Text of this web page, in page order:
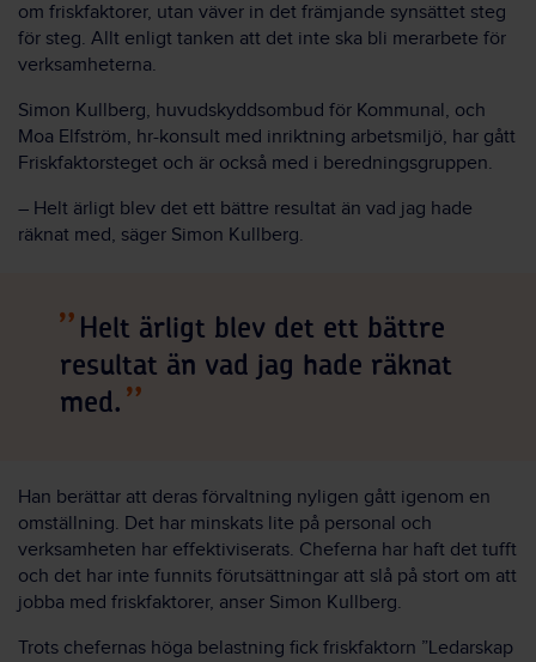
om friskfaktorer, utan väver in det främjande synsättet steg
för steg. Allt enligt tanken att det inte ska bli merarbete för
verksamheterna.
Simon Kullberg, huvudskyddsombud för Kommunal, och
Moa Elfström, hr-konsult med inriktning arbetsmiljö, har gått
Friskfaktorsteget och är också med i beredningsgruppen.
– Helt ärligt blev det ett bättre resultat än vad jag hade
räknat med, säger Simon Kullberg.
Helt ärligt blev det ett bättre
resultat än vad jag hade räknat
med.
Han berättar att deras förvaltning nyligen gått igenom en
omställning. Det har minskats lite på personal och
verksamheten har effektiviserats. Cheferna har haft det tufft
och det har inte funnits förutsättningar att slå på stort om att
jobba med friskfaktorer, anser Simon Kullberg.
Trots chefernas höga belastning fick friskfaktorn ”Ledarskap